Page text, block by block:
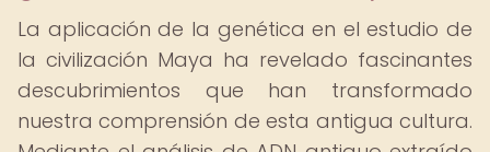
La aplicación de la genética en el estudio de
la civilización Maya ha revelado fascinantes
descubrimientos que han transformado
nuestra comprensión de esta antigua cultura.